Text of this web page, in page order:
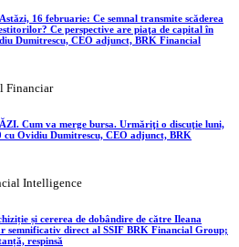
16 februarie: Ce semnal transmite scăderea
Ce perspective are piaţa de capital în
Dumitrescu, CEO adjunct, BRK Financial
Financiar
Cum va merge bursa. Urmăriţi o discuţie luni,
cu Ovidiu Dumitrescu, CEO adjunct, BRK
Intelligence
și cererea de dobândire de către Ileana
semnificativ direct al SSIF BRK Financial Group;
respinsă